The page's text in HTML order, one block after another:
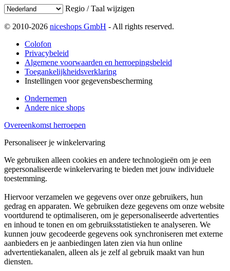
Regio / Taal wijzigen
© 2010-2026 niceshops GmbH - All rights reserved.
Colofon
Privacybeleid
Algemene voorwaarden en herroepingsbeleid
Toegankelijkheidsverklaring
Instellingen voor gegevensbescherming
Ondernemen
Andere nice shops
Overeenkomst herroepen
Personaliseer je winkelervaring
We gebruiken alleen cookies en andere technologieën om je een
gepersonaliseerde winkelervaring te bieden met jouw individuele
toestemming.
Hiervoor verzamelen we gegevens over onze gebruikers, hun
gedrag en apparaten. We gebruiken deze gegevens om onze website
voortdurend te optimaliseren, om je gepersonaliseerde advertenties
en inhoud te tonen en om gebruiksstatistieken te analyseren. We
kunnen jouw gecodeerde gegevens ook synchroniseren met externe
aanbieders en je aanbiedingen laten zien via hun online
advertentiekanalen, alleen als je zelf al gebruik maakt van hun
diensten.